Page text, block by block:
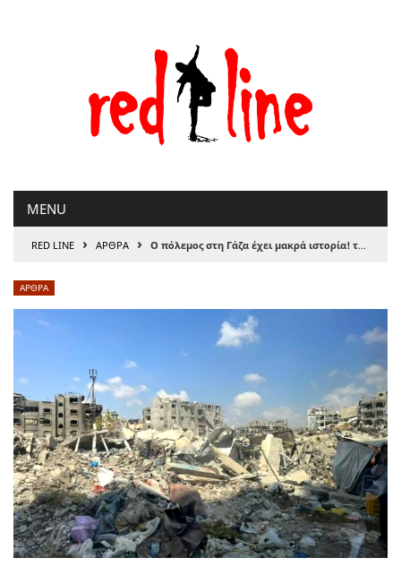
MENU
RED LINE › ΑΡΘΡΑ › Ο πόλεμος στη Γάζα έχει μακρά ιστορία! της Αντωνίας Πάνου
ΑΡΘΡΑ